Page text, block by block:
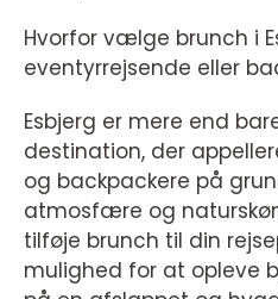
Hvorfor vælge brunch i
eventyrrejsende eller
Esbjerg er mere end
destination, der
og backpackere på
atmosfære og
tilføje brunch til din
mulighed for at opleve